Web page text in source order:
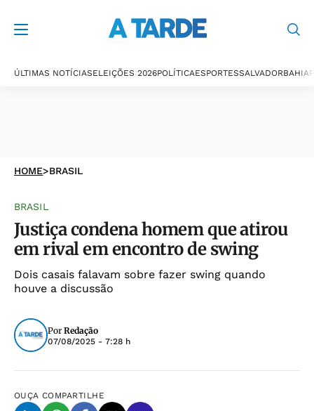
ÚLTIMAS NOTÍCIASELEIÇÕES 2026POLÍTICAESPORTESSALVADORBAHIA
HOME>BRASIL
BRASIL
Justiça condena homem que atirou
em rival em encontro de swing
Dois casais falavam sobre fazer swing quando
houve a discussão
Por Redação
07/08/2025 - 7:28 h
OUÇA COMPARTILHE